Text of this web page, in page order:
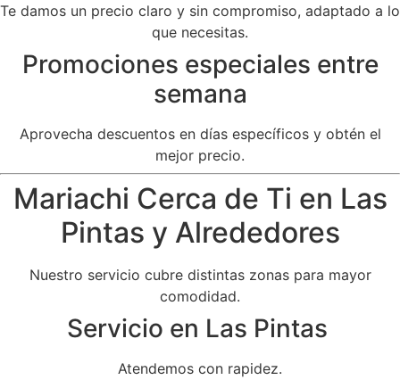
Te damos un precio claro y sin compromiso, adaptado a lo
que necesitas.
Promociones especiales entre
semana
Aprovecha descuentos en días específicos y obtén el
mejor precio.
Mariachi Cerca de Ti en Las
Pintas y Alrededores
Nuestro servicio cubre distintas zonas para mayor
comodidad.
Servicio en Las Pintas
Atendemos con rapidez.